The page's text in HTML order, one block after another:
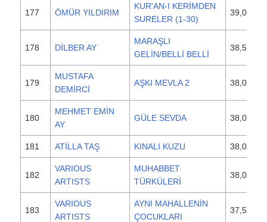
177 ÖMÜR YILDIRIM
KUR'AN-I KERİMDEN
SURELER (1-30)
39,000
178 DİLBER AY
MARAŞLI
GELİN/BELLİ BELLİ
38,500
179
MUSTAFA
DEMİRCİ
AŞKI MEVLA 2 38,000
180
MEHMET EMİN
AY
GÜLE SEVDA 38,000
181 ATİLLA TAŞ KINALI KUZU 38,000
182
VARIOUS
ARTISTS
MUHABBET
TÜRKÜLERİ
38,000
183
VARIOUS
ARTISTS
AYNI MAHALLENİN
ÇOCUKLARI
37,500